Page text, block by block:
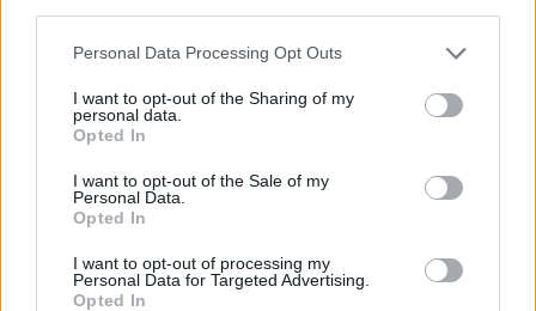
Please note that this website/app uses one or more Google
not limited to your visit or usage behaviour. You may click to
grant or deny consent to Google and its third-party tags to
use your data for below specified purposes in below Google
consent section.
Personal Data Processing Opt Outs
I want to opt-out of the Sharing of my
personal data.
Opted In
I want to opt-out of the Sale of my
Personal Data.
Opted In
I want to opt-out of processing my
Personal Data for Targeted Advertising.
Opted In
correcto obteniendo un 7.1 en SofaScore y 6 puntos
Comunio. Es muy probable que rote para la jornada 4, pero
Análisis fichajes: tres nuevos refuerzos para el Elche
El Elche sigue completando su
plantilla a contrarreloj y en los
Lucas Boyé, el lateral derecho